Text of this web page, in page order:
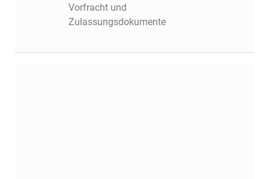
Vorfracht und
Zulassungsdokumente